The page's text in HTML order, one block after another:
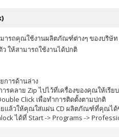
ารถคุณใช้งานผลิตภัณฑ์ต่างๆ ของบริษั
ว ให้สามารถใช้งานได้ปกติ
การด้านล่าง
รคลาย Zip ไปไว้ที่เครื่องของคุณให้เรีย
Click เพื่อทำการติดตั้งตามปกติ
ยแล้วให้คุณใส่แผ่น CD ผลิตภัณฑ์ที่คุณไ
ได้ที่ Start -> Programs ->